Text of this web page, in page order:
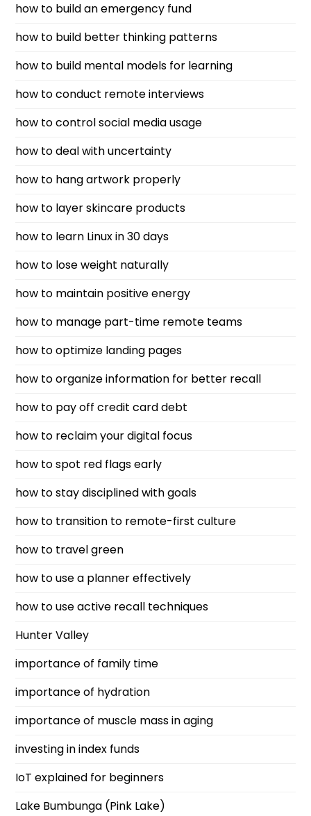
how to build an emergency fund
how to build better thinking patterns
how to build mental models for learning
how to conduct remote interviews
how to control social media usage
how to deal with uncertainty
how to hang artwork properly
how to layer skincare products
how to learn Linux in 30 days
how to lose weight naturally
how to maintain positive energy
how to manage part-time remote teams
how to optimize landing pages
how to organize information for better recall
how to pay off credit card debt
how to reclaim your digital focus
how to spot red flags early
how to stay disciplined with goals
how to transition to remote-first culture
how to travel green
how to use a planner effectively
how to use active recall techniques
Hunter Valley
importance of family time
importance of hydration
importance of muscle mass in aging
investing in index funds
IoT explained for beginners
Lake Bumbunga (Pink Lake)